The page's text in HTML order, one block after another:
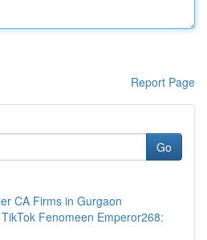
Report Page
Go
CA Firms in Gurgaon
Fenomeen Emperor268: